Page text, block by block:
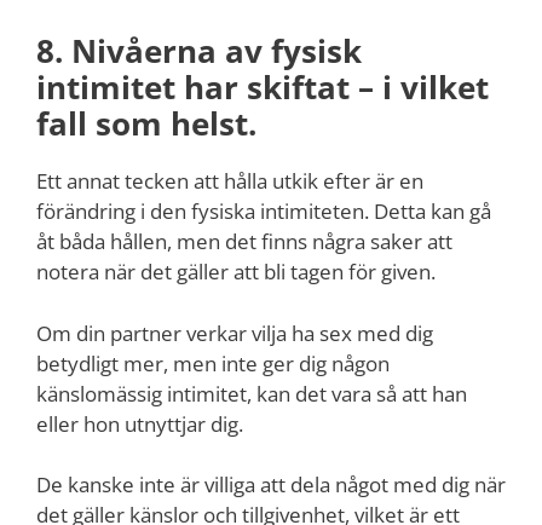
8. Nivåerna av fysisk
intimitet har skiftat – i vilket
fall som helst.
Ett annat tecken att hålla utkik efter är en
förändring i den fysiska intimiteten. Detta kan gå
åt båda hållen, men det finns några saker att
notera när det gäller att bli tagen för given.
Om din partner verkar vilja ha sex med dig
betydligt mer, men inte ger dig någon
känslomässig intimitet, kan det vara så att han
eller hon utnyttjar dig.
De kanske inte är villiga att dela något med dig när
det gäller känslor och tillgivenhet, vilket är ett